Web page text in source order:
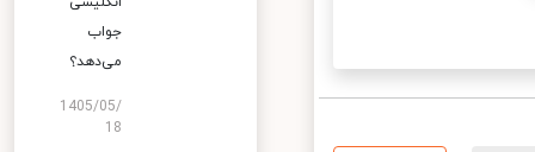
جواب
می‌دهد؟
1405/05/
18